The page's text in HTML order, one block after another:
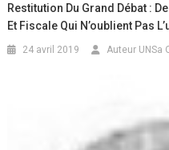
Restitution Du Grand Débat :
Et Fiscale Qui N’oublient Pas
24 avril 2019 Auteur UNSa